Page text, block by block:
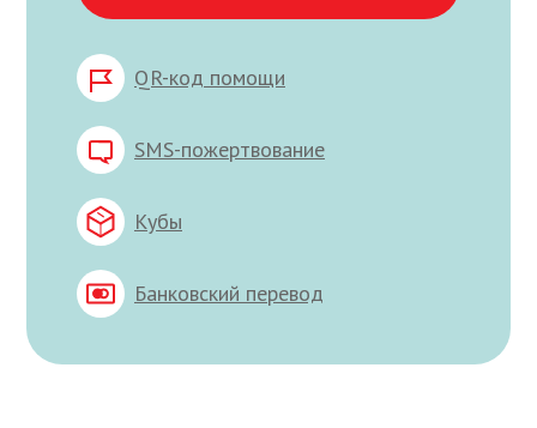
QR-код помощи
SMS-пожертвование
Кубы
Банковский перевод